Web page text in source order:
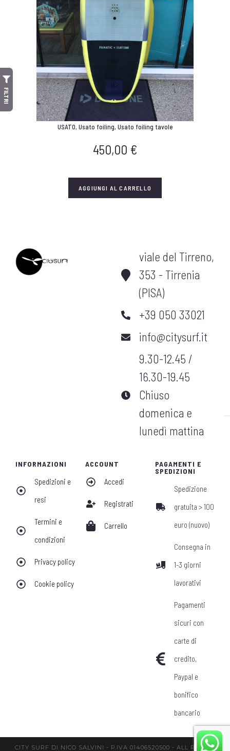
FILTRI
USATO, Usato foiling, Usato foiling tavole
450,00 €
AGGIUNGI AL CARRELLO
viale del Tirreno,
353 - Tirrenia
(PISA)
+39 050 33021
info@citysurf.it
9.30-12.45 /
16.30-19.45
Chiuso
domenica e
lunedì mattina
INFORMAZIONI
Spedizioni e
resi
Termini e
condizioni
Privacy policy
Cookie policy
ACCOUNT
Accedi
Registrati
Carrello
PAGAMENTI E
SPEDIZIONI
Spedizione
gratuita > 100
euro (nuovo)
Consegna in
1-3 giorni
lavorativi
Pagamenti
sicuri con
carte di
credito,
Paypal e
bonifico
bancario
CITY SURF DI NICO SALVINI - P.IVA 01406520500 - ALL RIGHTS